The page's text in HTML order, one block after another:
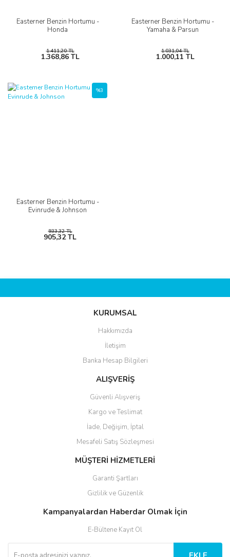
Easterner Benzin Hortumu -
Honda
1.411,20 TL
1.368,86 TL
Easterner Benzin Hortumu -
Yamaha & Parsun
1.031,04 TL
1.000,11 TL
Easterner Benzin Hortumu -
Evinrude & Johnson
%3
933,32 TL
905,32 TL
KURUMSAL
Hakkımızda
İletişim
Banka Hesap Bilgileri
ALIŞVERİŞ
Güvenli Alışveriş
Kargo ve Teslimat
İade, Değişim, İptal
Mesafeli Satış Sözleşmesi
MÜŞTERİ HİZMETLERİ
Garanti Şartları
Gizlilik ve Güzenlik
Kampanyalardan Haberdar Olmak İçin
E-Bültene Kayıt Ol